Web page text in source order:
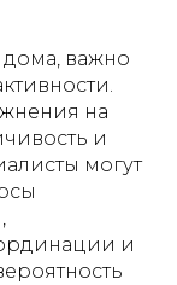
важно
на
и
могут
и